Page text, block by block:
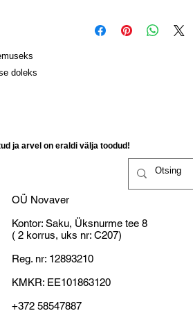
doleks
kulutused ja vastu
tasuta transporti!
Tagastatud kaup
kahjustamatta,
Defektne toode:
Kliendl õigus nõuda
asendamist;
Kliendil on õigus raha
võimalik kaupa
parandamine või
Kliendil on õigus
ja arvel on eraldi välja toodud!
OÜ Novaver
Kontor: Saku, Üksnurme tee 8
( 2 korrus, uks nr: C207)
Reg. nr: 12893210
KMKR: EE101863120
+372 58547887